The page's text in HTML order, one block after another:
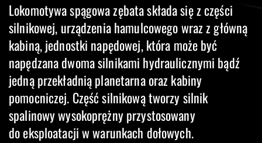
Lokomotywa spągowa zębata składa się z części
silnikowej, urządzenia hamulcowego wraz z główną
kabiną, jednostki napędowej, która może być
napędzana dwoma silnikami hydraulicznymi bądź
jedną przekładnią planetarna oraz kabiny
pomocniczej. Część silnikową tworzy silnik
spalinowy wysokoprężny przystosowany
do eksploatacji w warunkach dołowych.